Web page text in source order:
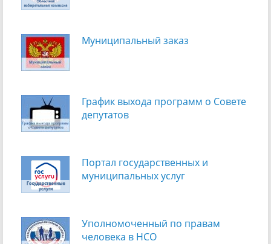
Муниципальный заказ
График выхода программ о Cовете
депутатов
Портал государственных и
муниципальных услуг
Уполномоченный по правам
человека в НСО